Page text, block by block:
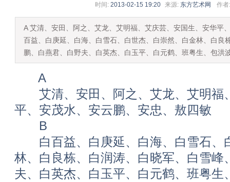
时间: 2013-02-15 19:20 来源: 东方艺术网 作者:
A 艾清、安田、阿之、艾龙、艾明福、艾庆芸、安国生、安华平
百益、白庚延、白海、白雪石、白世杰、白崇然、白金林、白良
鹏、白燕君、白野夫、白英杰、白玉平、白元鹤、班粤生、包洪
A
艾清、安田、阿之、艾龙、艾明福
平、安茂水、安云鹏、安忠、敖四敏
B
白百益、白庚延、白海、白雪石、
林、白良栋、白润涛、白晓军、白雪峰
夫、白英杰、白玉平、白元鹤、班粤生